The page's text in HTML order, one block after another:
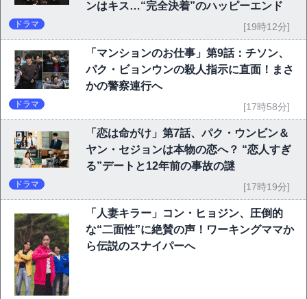
ンはキス…“完全決着”のハッピーエンド
ドラマ [19時12分]
「マンションのお仕事」第9話：チソン、
パク・ビョンウンの殺人指示に直面！まさ
かの警察連行へ
ドラマ [17時58分]
「恋は命がけ」第7話、パク・ウンビン＆
ヤン・セジョンは本物の恋へ？ “恋人すぎ
る”デートと12年前の事故の謎
ドラマ [17時19分]
「人妻キラー」コン・ヒョジン、圧倒的
な“二面性”に絶賛の声！ワーキングママか
ら伝説のスナイパーへ